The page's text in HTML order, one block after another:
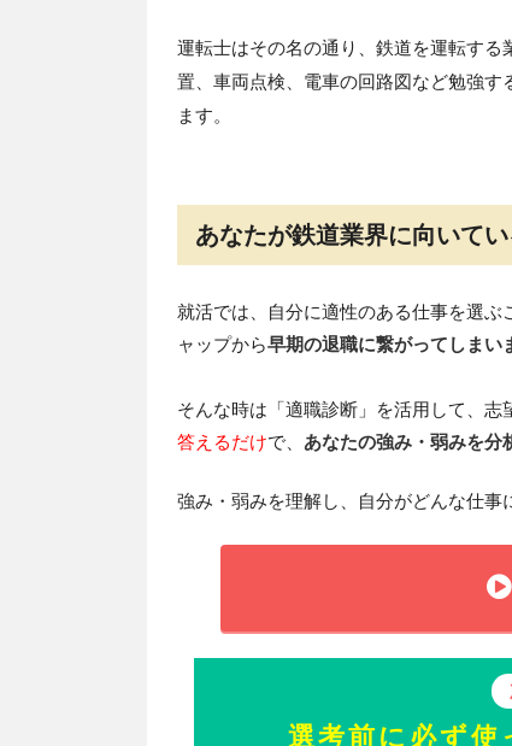
運転士はその名の通り、鉄道を運転す
置、車両点検、電車の回路図など勉強
ます。
あなたが鉄道業界に向いて
就活では、自分に適性のある仕事を選
ャップから早期の退職に繋がってしまい
そんな時は「適職診断」を活用して、志
答えるだけで、 あなたの強み・弱みを分
強み・弱みを理解し、自分がどんな仕事
選考前に必ず使